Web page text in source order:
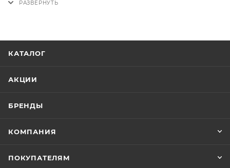
КАТАЛОГ
АКЦИИ
БРЕНДЫ
КОМПАНИЯ
ПОКУПАТЕЛЯМ